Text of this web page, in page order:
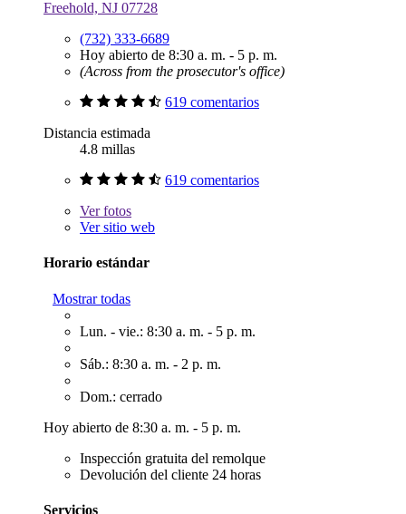
Freehold, NJ 07728
(732) 333-6689
Hoy abierto de 8:30 a. m. - 5 p. m.
(Across from the prosecutor's office)
619 comentarios
Distancia estimada
4.8 millas
619 comentarios
Verfotos
Ver sitio web
Horario estándar
Mostrar todas
Lun. - vie.: 8:30 a. m. - 5 p. m.
Sáb.: 8:30 a. m. - 2 p. m.
Dom.: cerrado
Hoy abierto de 8:30 a. m. - 5 p. m.
Inspección gratuita del remolque
Devolución del cliente 24 horas
Servicios